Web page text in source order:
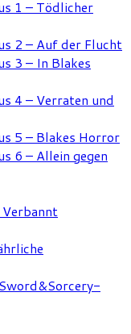
1 – Tödlicher
2 – Auf der Flucht
3 – In Blakes
4 – Verraten und
5 – Blakes Horror
6 – Allein gegen
Verbannt